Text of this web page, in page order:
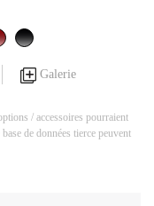
Galerie
/ accessoires pourraient
de données tierce peuvent